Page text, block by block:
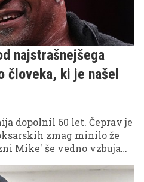
najstrašnejšega
človeka, ki je našel
dopolnil 60 let. Čeprav je
zmag minilo že
Mike' še vedno vzbuja
ga še danes opisujejo kot
športnikov v zgodovini.